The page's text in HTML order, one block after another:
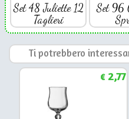
Set 48 Juliette 12
Taglieri
Set 96
Ti potrebbero
€2,77